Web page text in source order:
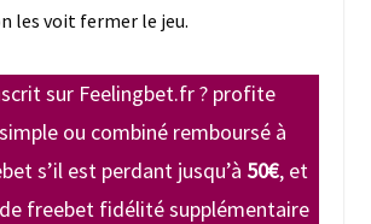
les voit fermer le jeu.
sur Feelingbet.fr ? profite
ou combiné remboursé à
s’il est perdant jusqu’à 50€, et
freebet fidélité supplémentaire